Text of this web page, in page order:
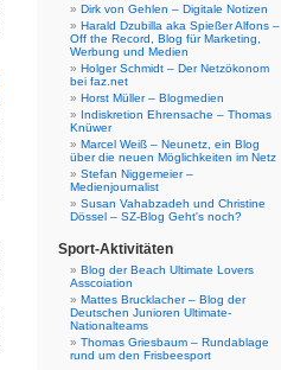
Dirk von Gehlen – Digitale Notizen
Harald Dzubilla aka Spießer Alfons –
Off the Record, Blog für Marketing,
Werbung und Medien
Holger Schmidt – Der Netzökonom
bei faz.net
Horst Müller – Blogmedien
Indiskretion Ehrensache – Thomas
Knüwer
Marcel Weiß – Neunetz, ein Blog
über die neuen Möglichkeiten im Netz
Stefan Niggemeier –
Medienjournalist
Susan Vahabzadeh und Christine
Dössel – SZ-Blog Geht's noch?
Sport-Aktivitäten
Blog der Beach Ultimate Lovers
Asscoiation
Mattes Brucklacher – Blog der
Deutschen Junioren Ultimate-
Nationalteams
Thomas Griesbaum – Rundablage
rund um den Frisbeesport